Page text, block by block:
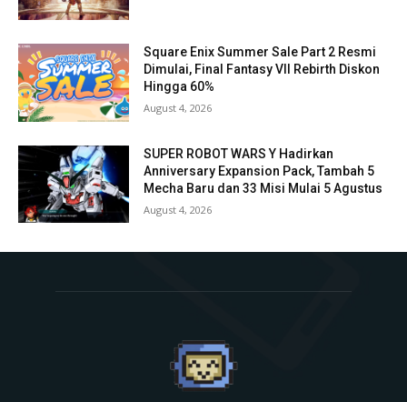
Square Enix Summer Sale Part 2 Resmi
Dimulai, Final Fantasy VII Rebirth Diskon
Hingga 60%
August 4, 2026
SUPER ROBOT WARS Y Hadirkan
Anniversary Expansion Pack, Tambah 5
Mecha Baru dan 33 Misi Mulai 5 Agustus
August 4, 2026